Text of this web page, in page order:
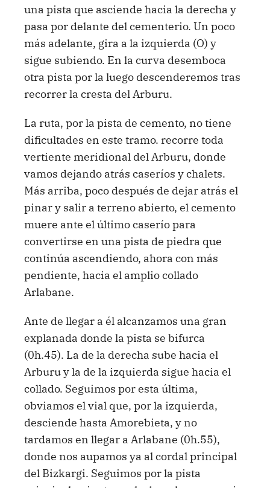
una pista que asciende hacia la derecha y
pasa por delante del cementerio. Un poco
más adelante, gira a la izquierda (O) y
sigue subiendo. En la curva desemboca
otra pista por la luego descenderemos tras
recorrer la cresta del Arburu.
La ruta, por la pista de cemento, no tiene
dificultades en este tramo. recorre toda
vertiente meridional del Arburu, donde
vamos dejando atrás caseríos y chalets.
Más arriba, poco después de dejar atrás el
pinar y salir a terreno abierto, el cemento
muere ante el último caserío para
convertirse en una pista de piedra que
continúa ascendiendo, ahora con más
pendiente, hacia el amplio collado
Arlabane.
Ante de llegar a él alcanzamos una gran
explanada donde la pista se bifurca
(0h.45). La de la derecha sube hacia el
Arburu y la de la izquierda sigue hacia el
collado. Seguimos por esta última,
obviamos el vial que, por la izquierda,
desciende hasta Amorebieta, y no
tardamos en llegar a Arlabane (0h.55),
donde nos aupamos ya al cordal principal
del Bizkargi. Seguimos por la pista